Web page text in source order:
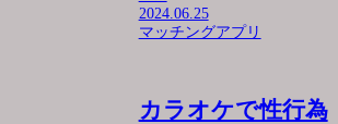
2024.06.25
マッチングアプリ
カラオケで性行為